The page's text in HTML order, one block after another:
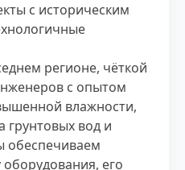
с историческим
регионе, чёткой
с опытом
влажности,
грунтовых вод и
обеспечиваем
его